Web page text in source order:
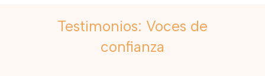
Testimonios: Voces de
confianza